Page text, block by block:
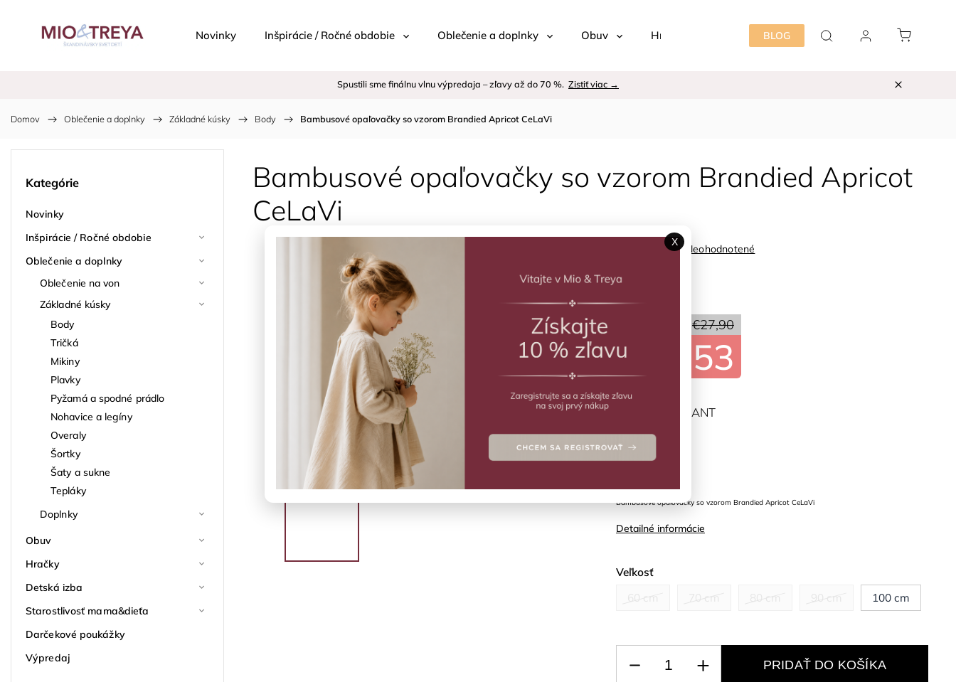
BLOG
Novinky Inšpirácie / Ročné obdobie Oblečenie a doplnky Obuv Hračky Detská izba Starostlivosť
Spustili sme finálnu vlnu výpredaja – zľavy až do 70 %. Zistiť viac →
Domov / Oblečenie a doplnky / Základné kúsky / Body / Bambusové opaľovačky so vzorom Brandied Apricot CeLaVi
Kategórie
Novinky
Inšpirácie / Ročné obdobie
Oblečenie a doplnky
Oblečenie na von
Základné kúsky
Body
Tričká
Mikiny
Plavky
Pyžamá a spodné prádlo
Nohavice a legíny
Overaly
Šortky
Šaty a sukne
Tepláky
Doplnky
Obuv
Hračky
Detská izba
Starostlivosť mama&dieťa
Darčekové poukážky
Výpredaj
Bambusové opaľovačky so vzorom Brandied Apricot
CeLaVi
Neohodnotené
€27,90
€19,53
Bambusové opaľovačky so vzorom Brandied Apricot CeLaVi
Detailné informácie
Veľkosť
100 cm
ZVOĽTE VARIANT
PRIDAŤ DO KOŠÍKA
X